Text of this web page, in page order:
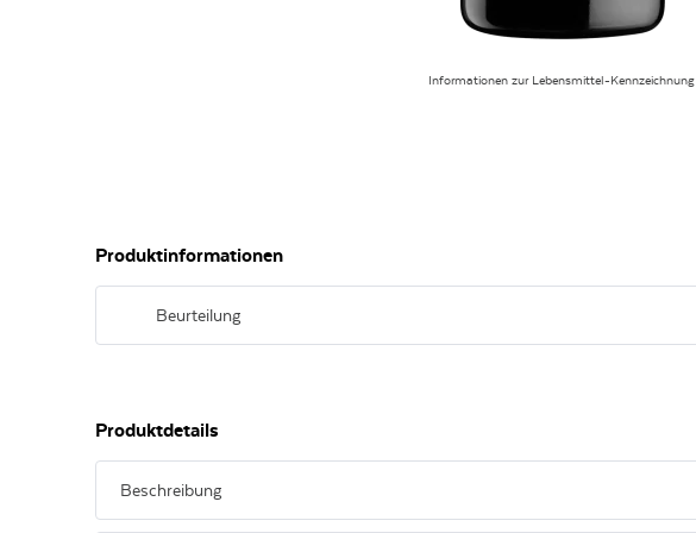
Informationen zur Lebensmittel-Kennzeichnung
Produktinformationen
Beurteilung
Produktdetails
Beschreibung